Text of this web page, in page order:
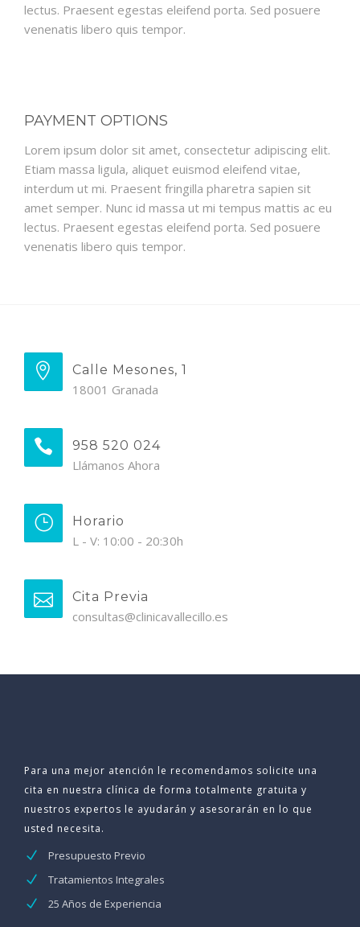
lectus. Praesent egestas eleifend porta. Sed posuere
venenatis libero quis tempor.
PAYMENT OPTIONS
Lorem ipsum dolor sit amet, consectetur adipiscing elit.
Etiam massa ligula, aliquet euismod eleifend vitae,
interdum ut mi. Praesent fringilla pharetra sapien sit
amet semper. Nunc id massa ut mi tempus mattis ac eu
lectus. Praesent egestas eleifend porta. Sed posuere
venenatis libero quis tempor.
Calle Mesones, 1
18001 Granada
958 520 024
Llámanos Ahora
Horario
L - V: 10:00 - 20:30h
Cita Previa
consultas@clinicavallecillo.es
Para una mejor atención le recomendamos solicite una
cita en nuestra clínica de forma totalmente gratuita y
nuestros expertos le ayudarán y asesorarán en lo que
usted necesita.
Presupuesto Previo
Tratamientos Integrales
25 Años de Experiencia